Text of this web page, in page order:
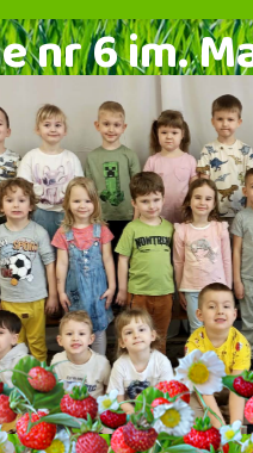
nr 6 im.